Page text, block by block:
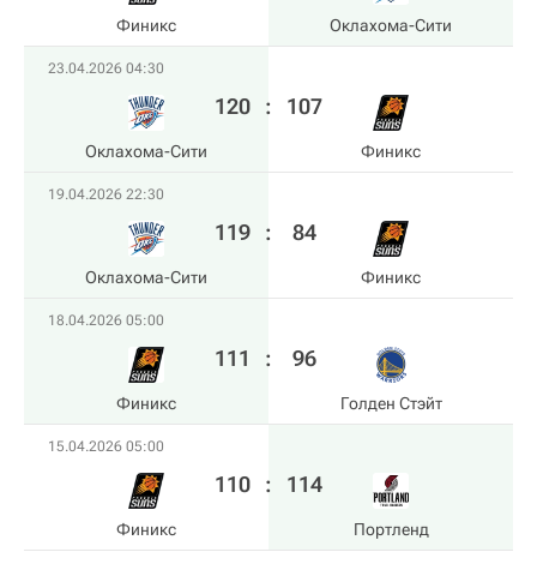
Финикс Оклахома-Сити
23.04.2026 04:30
Оклахома-Сити
120 : 107
Финикс
19.04.2026 22:30
Оклахома-Сити
119 : 84
Финикс
18.04.2026 05:00
Финикс
111 : 96
Голден Стэйт
15.04.2026 05:00
Финикс
110 : 114
Портленд